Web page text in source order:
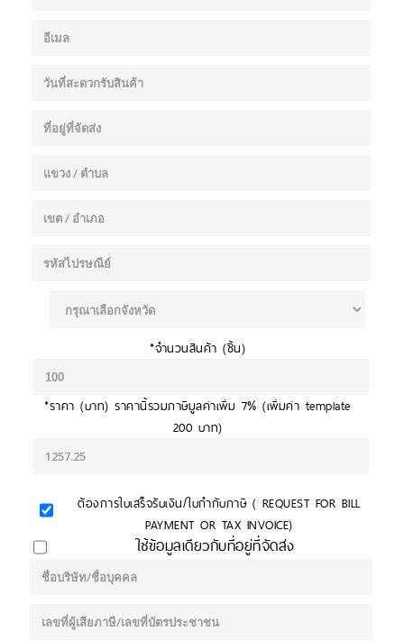
*จำนวนสินค้า (ชิ้น)
*ราคา (บาท) ราคานี้รวมภาษีมูลค่าเพิ่ม 7% (เพิ่มค่า template
200 บาท)
ต้องการใบเสร็จรับเงิน/ใบกำกับภาษี ( REQUEST FOR BILL
PAYMENT OR TAX INVOICE)
ใช้ข้อมูลเดียวกับที่อยู่ที่จัดส่ง